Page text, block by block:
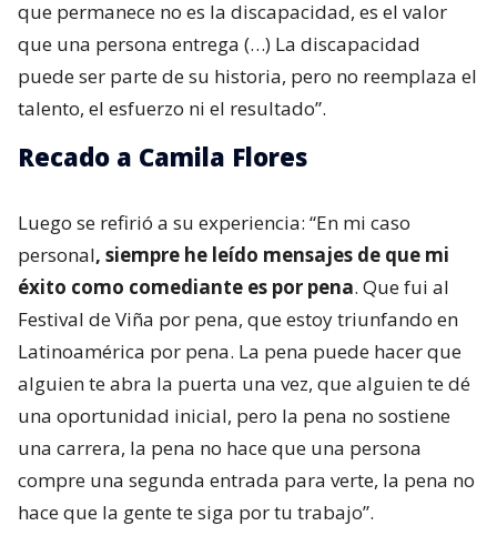
que permanece no es la discapacidad, es el valor
que una persona entrega (…) La discapacidad
puede ser parte de su historia, pero no reemplaza el
talento, el esfuerzo ni el resultado”.
Recado a Camila Flores
Luego se refirió a su experiencia: “En mi caso
personal, siempre he leído mensajes de que mi
éxito como comediante es por pena. Que fui al
Festival de Viña por pena, que estoy triunfando en
Latinoamérica por pena. La pena puede hacer que
alguien te abra la puerta una vez, que alguien te dé
una oportunidad inicial, pero la pena no sostiene
una carrera, la pena no hace que una persona
compre una segunda entrada para verte, la pena no
hace que la gente te siga por tu trabajo”.